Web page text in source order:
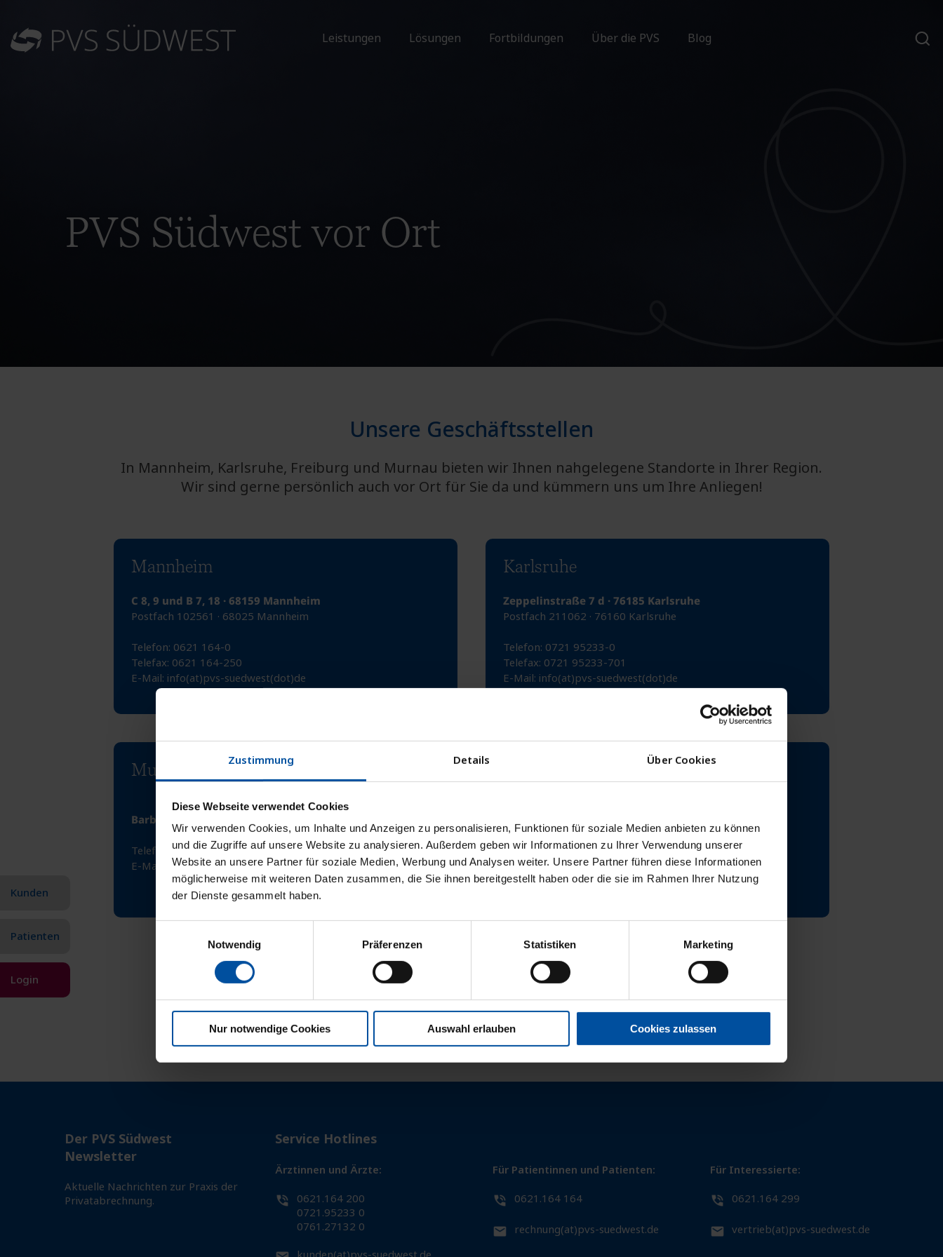
Zustimmung Details Über Cookies
Diese Webseite verwendet Cookies
Wir verwenden Cookies, um Inhalte und Anzeigen zu personalisieren, Funktionen für soziale Medien anbieten zu können
und die Zugriffe auf unsere Website zu analysieren. Außerdem geben wir Informationen zu Ihrer Verwendung unserer
Website an unsere Partner für soziale Medien, Werbung und Analysen weiter. Unsere Partner führen diese Informationen
möglicherweise mit weiteren Daten zusammen, die Sie ihnen bereitgestellt haben oder die sie im Rahmen Ihrer Nutzung
der Dienste gesammelt haben.
Notwendig
Präferenzen Statistiken Marketing
Nur notwendige Cookies Auswahl erlauben Cookies zulassen
Leistungen Lösungen Fortbildungen Über die PVS Blog
Kunden
Patienten
Login
PVS Südwest vor Ort
Unsere Geschäftsstellen
In Mannheim, Karlsruhe, Freiburg und Murnau bieten wir Ihnen nahgelegene Standorte in Ihrer Region.
Wir sind gerne persönlich auch vor Ort für Sie da und kümmern uns um Ihre Anliegen!
Mannheim
C 8, 9 und B 7, 18 · 68159 Mannheim
Postfach 102561 · 68025 Mannheim
Telefon: 0621 164-0
Telefax: 0621 164-250
E-Mail: info(at)pvs-suedwest(dot)de
Karlsruhe
Zeppelinstraße 7 d · 76185 Karlsruhe
Postfach 211062 · 76160 Karlsruhe
Telefon: 0721 95233-0
Telefax: 0721 95233-701
E-Mail: info(at)pvs-suedwest(dot)de
Murnau
Barbarastraße 17 · 82418 Murnau am Staffelsee
Telefon: 08841 67697-708
E-Mail:
info(at)pvs-suedwest(dot)de
Postfach 511 · 79005 Freiburg
Telefon: 0761 27132-0
Telefax: 0761 27132-45
E-Mail: info(at)pvs-suedwest(dot)de
Der PVS Südwest
Newsletter
Aktuelle Nachrichten zur Praxis der
Privatabrechnung.
Service Hotlines
Ärztinnen und Ärzte:
0621.164 200
0721.95233 0
0761.27132 0
Für Patientinnen und Patienten:
0621.164 164
rechnung(at)pvs-suedwest.de
Für Interessierte:
0621.164 299
vertrieb(at)pvs-suedwest.de